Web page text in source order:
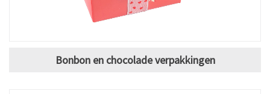
Bonbon en chocolade verpakkingen